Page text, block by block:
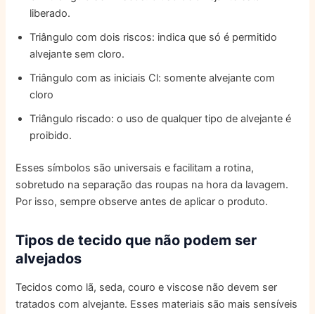
liberado.
Triângulo com dois riscos: indica que só é permitido
alvejante sem cloro.
Triângulo com as iniciais Cl: somente alvejante com
cloro
Triângulo riscado: o uso de qualquer tipo de alvejante é
proibido.
Esses símbolos são universais e facilitam a rotina,
sobretudo na separação das roupas na hora da lavagem.
Por isso, sempre observe antes de aplicar o produto.
Tipos de tecido que não podem ser
alvejados
Tecidos como lã, seda, couro e viscose não devem ser
tratados com alvejante. Esses materiais são mais sensíveis